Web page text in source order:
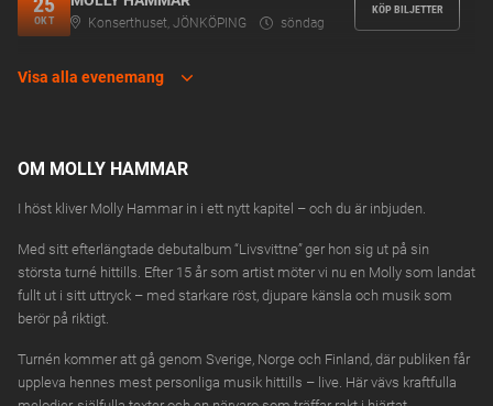
OKT Konserthuset, JÖNKÖPING söndag
KÖP BILJETTER
05 MOLLY HAMMAR
06 MOLLY HAMMAR
07
NOV
MOLLY HAMMAR
Västerås Kongress, VÄSTERÅS lördag
KÖP BILJETTER
NOV Byscenen, TRONDHEIM onsdag
Visa alla evenemang
OM MOLLY HAMMAR
I höst kliver Molly Hammar in i ett nytt kapitel – och du är inbjuden.
Med sitt efterlängtade debutalbum “Livsvittne” ger hon sig ut på sin
största turné hittills. Efter 15 år som artist möter vi nu en Molly som landat
fullt ut i sitt uttryck – med starkare röst, djupare känsla och musik som
berör på riktigt.
Turnén kommer att gå genom Sverige, Norge och Finland, där publiken får
uppleva hennes mest personliga musik hittills – live. Här vävs kraftfulla